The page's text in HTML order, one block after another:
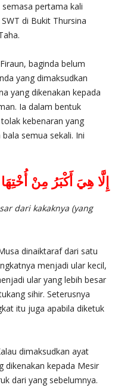
pertama kali
di Bukit Thursina
baginda belum
yang dimaksudkan
yang dikenakan kepada
Ia dalam bentuk
kebenaran yang
semua sekali. Ini
‎إِلَّا هِيَ أَكْبَرُ مِنْ أُخْتِهَا
dari kakaknya (yang
dinaiktaraf dari satu
menjadi ular kecil,
ular yang lebih besar
sihir. Seterusnya
itu juga apabila diketuk
dimaksudkan ayat
dikenakan kepada Mesir
dari yang sebelumnya.